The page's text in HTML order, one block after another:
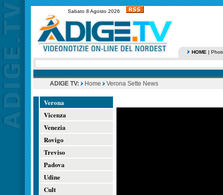
Sabato 8 Agosto 2026
HOME |
ADIGE TV: Home Verona Sette News
Verona
Vicenza
Venezia
Rovigo
Treviso
Padova
Udine
Cult